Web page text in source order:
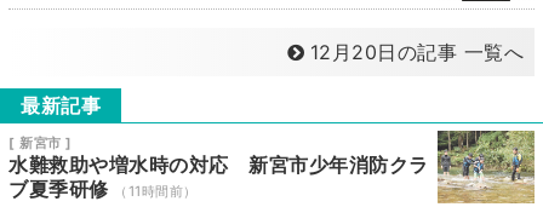
12月20日の記事 一覧へ
最新記事
[ 新宮市 ]
水難救助や増水時の対応 新宮市少年消防クラ
ブ夏季研修
（11時間前）